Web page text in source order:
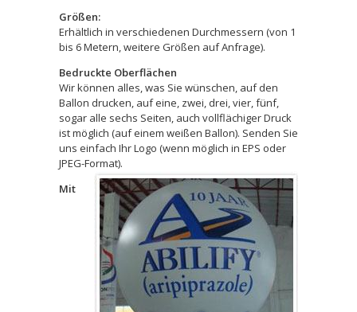
Größen:
Erhältlich in verschiedenen Durchmessern (von 1
bis 6 Metern, weitere Größen auf Anfrage).
Bedruckte Oberflächen
Wir können alles, was Sie wünschen, auf den
Ballon drucken, auf eine, zwei, drei, vier, fünf,
sogar alle sechs Seiten, auch vollflächiger Druck
ist möglich (auf einem weißen Ballon). Senden Sie
uns einfach Ihr Logo (wenn möglich in EPS oder
JPEG-Format).
Mit